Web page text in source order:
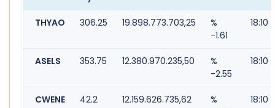
THYAO 306.25 19.898.773.703,25
%
-1.61
18:10
ASELS 353.75 12.380.970.235,50
%
-2.55
18:10
CWENE 42.2 12.159.626.735,62
%
18:10